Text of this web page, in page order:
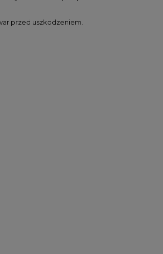
przed uszkodzeniem.